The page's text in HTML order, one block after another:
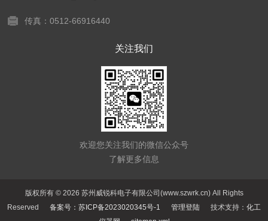
传真：0512-66916440
关注我们
欢迎您关注我们的微信公众号
了解更多信息
版权所有 © 2026 苏州威锐科电子有限公司(www.szwrk.cn) All Rights
Reserved 备案号：苏ICP备2023020345号-1 管理登陆 技术支持： 化工